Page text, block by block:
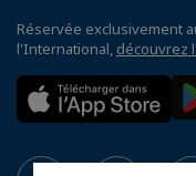
Réservée exclusivement
l'International, découvrez